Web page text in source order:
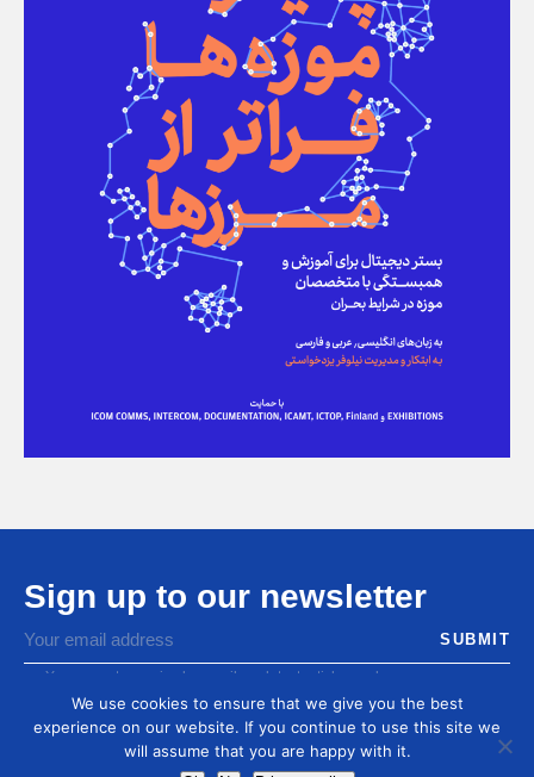
Sign up to our newsletter
You agree to receive by email our latest articles and
We use cookies to ensure that we give you the best
experience on our website. If you continue to use this site we
will assume that you are happy with it.